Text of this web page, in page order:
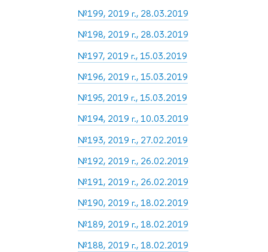
№199, 2019 г., 28.03.2019
№198, 2019 г., 28.03.2019
№197, 2019 г., 15.03.2019
№196, 2019 г., 15.03.2019
№195, 2019 г., 15.03.2019
№194, 2019 г., 10.03.2019
№193, 2019 г., 27.02.2019
№192, 2019 г., 26.02.2019
№191, 2019 г., 26.02.2019
№190, 2019 г., 18.02.2019
№189, 2019 г., 18.02.2019
№188, 2019 г., 18.02.2019